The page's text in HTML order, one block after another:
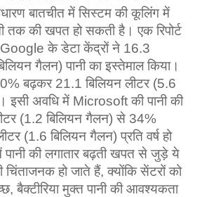
बातचीत में सिस्‍टम की कूलिंग में
तक की खपत हो सकती है। एक रिपोर्ट
के डेटा केंद्रों ने 16.3
गैलन) पानी का इस्‍तेमाल किया।
बढ़कर 21.1 बिलियन लीटर (5.6
इसी अवधि में Microsoft की पानी की
(1.2 बिलियन गैलन) से 34%
(1.6 बिलियन गैलन) प्रति वर्ष हो
की लगातार बढ़ती खपत से जुड़े ये
हो जाते हैं, क्‍योंकि सेंटरों को
बैक्टीरिया मुक्त पानी की आवश्यकता